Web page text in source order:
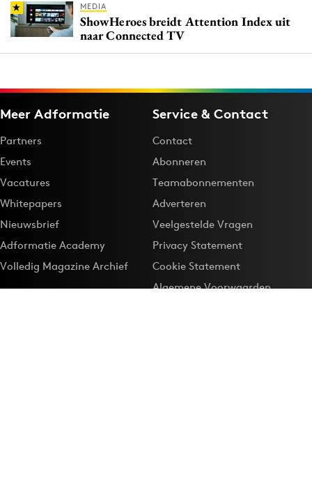
MEDIA
ShowHeroes breidt Attention Index uit
naar Connected TV
Meer Adformatie
Partners
Events
Vacatures
Whitepapers
Nieuwsbrief
Adformatie Academy
Volledig Magazine Archief
Service & Contact
Contact
Abonneren
Teamabonnementen
Adverteren
Veelgestelde Vragen
Privacy Statement
Cookie Statement
Algemene Voorwaarden